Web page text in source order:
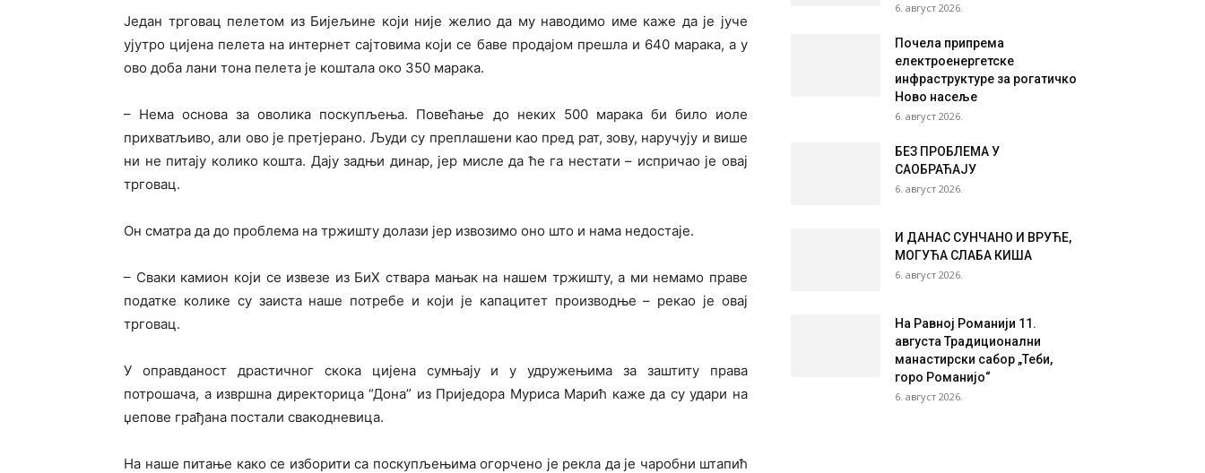
Један трговац пелетом из Бијељине који није желио да му наводимо име каже да је јуче
ујутро цијена пелета на интернет сајтовима који се баве продајом прешла и 640 марака, а у
ово доба лани тона пелета је коштала око 350 марака.
– Нема основа за оволика поскупљења. Повећање до неких 500 марака би било иоле
прихватљиво, али ово је претјерано. Људи су преплашени као пред рат, зову, наручују и више
ни не питају колико кошта. Дају задњи динар, јер мисле да ће га нестати – испричао је овај
трговац.
Он сматра да до проблема на тржишту долази јер извозимо оно што и нама недостаје.
– Сваки камион који се извезе из БиХ ствара мањак на нашем тржишту, а ми немамо праве
податке колике су заиста наше потребе и који је капацитет производње – рекао је овај
трговац.
У оправданост драстичног скока цијена сумњају и у удружењима за заштиту права
потрошача, а извршна директорица “Дона” из Приједора Муриса Марић каже да су удари на
џепове грађана постали свакодневица.
На наше питање како се изборити са поскупљењима огорчено је рекла да је чаробни штапић
6. август 2026.
Почела припрема
електроенергетске
инфраструктуре за рогатичко
Ново насеље
6. август 2026.
БЕЗ ПРОБЛЕМА У
САОБРАЋАЈУ
6. август 2026.
И ДАНАС СУНЧАНО И ВРУЋЕ,
МОГУЋА СЛАБА КИША
6. август 2026.
На Равној Романији 11.
августа Традиционални
манастирски сабор „Теби,
горо Романијо“
6. август 2026.